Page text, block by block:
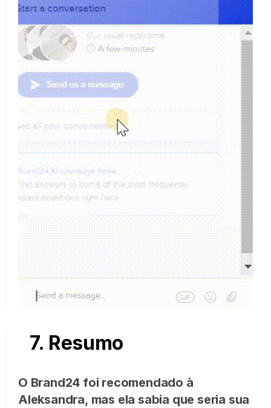
7. Resumo
O Brand24 foi recomendado à
Aleksandra, mas ela sabia que seria sua